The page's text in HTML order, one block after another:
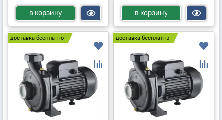
в корзину в корзину
доставка бесплатно доставка бесплатно